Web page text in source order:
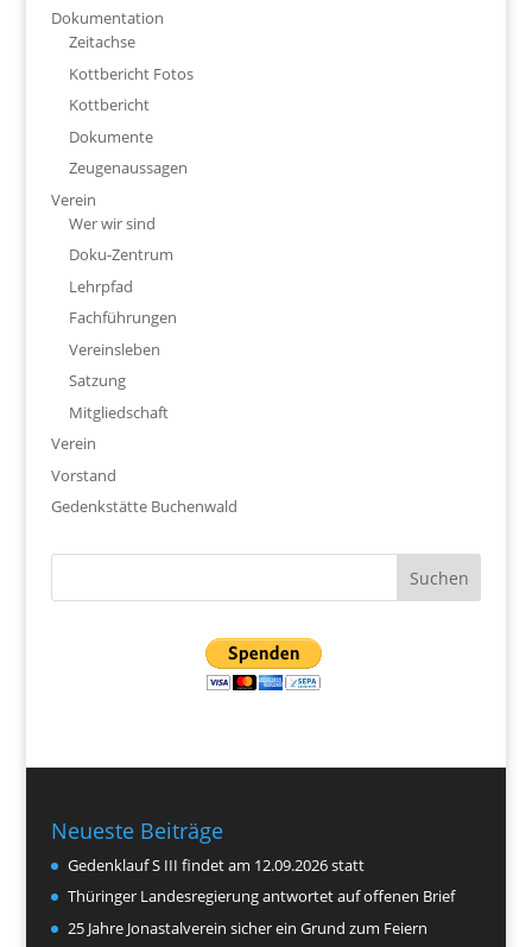
Dokumentation
Zeitachse
Kottbericht Fotos
Kottbericht
Dokumente
Zeugenaussagen
Verein
Wer wir sind
Doku-Zentrum
Lehrpfad
Fachführungen
Vereinsleben
Satzung
Mitgliedschaft
Verein
Vorstand
Gedenkstätte Buchenwald
Neueste Beiträge
Gedenklauf S III findet am 12.09.2026 statt
Thüringer Landesregierung antwortet auf offenen Brief
25 Jahre Jonastalverein sicher ein Grund zum Feiern